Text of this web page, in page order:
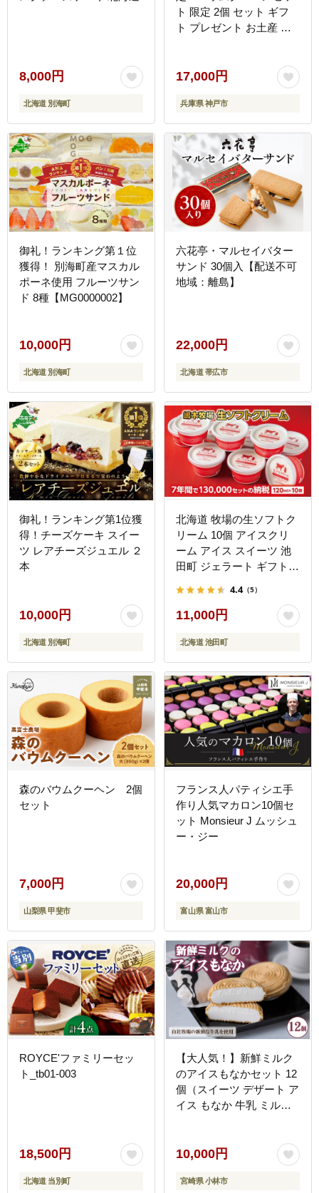
8,000円
北海道 別海町
ト 限定 2個 セット ギフ
ト プレゼント お土産 贈
プル 兵庫 神戸 人気 おす
17,000円
兵庫県 神戸市
御礼！ランキング第１位
獲得！ 別海町産マスカル
ポーネ使用 フルーツサン
ド 8種【MG0000002】
10,000円
北海道 別海町
六花亭・マルセイバター
サンド 30個入【配送不可
地域：離島】
22,000円
北海道 帯広市
御礼！ランキング第1位獲
得！チーズケーキ スイー
ツ レアチーズジュエル ２
本
10,000円
北海道 別海町
北海道 牧場の生ソフトク
リーム 10個 アイスクリ
ーム アイス スイーツ 池
田町 ジェラート ギフト
120ml×10個 国産
4.4（5）
11,000円
北海道 池田町
森のバウムクーヘン 2個
セット
7,000円
山梨県 甲斐市
フランス人パティシエ手
作り人気マカロン10個セ
ット Monsieur J ムッシュ
ー・ジー
20,000円
富山県 富山市
ROYCE'ファミリーセッ
ト_tb01-003
18,500円
北海道 当別町
【大人気！】新鮮ミルク
のアイスもなかセット 12
個（スイーツ デザート ア
イス もなか 牛乳 ミルク
10,000円
宮崎県 小林市